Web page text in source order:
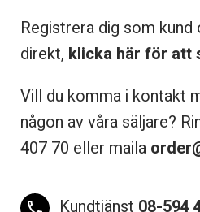
Registrera dig som kund
direkt, klicka här för att
Vill du komma i kontakt
någon av våra säljare?
407 70 eller maila
phone Kundtjänst 08-594